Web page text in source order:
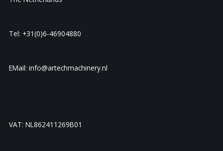
Tel: +31(0)6-46904880
EMail: info@artechmachinery.nl
VAT: NL862411269B01